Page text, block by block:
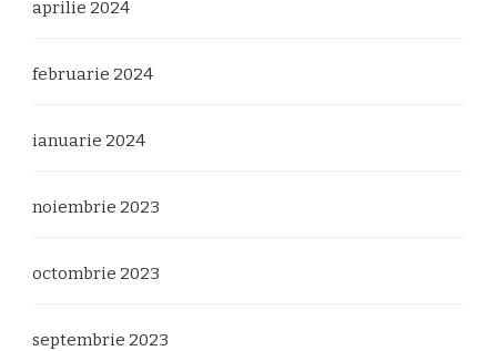
aprilie 2024
februarie 2024
ianuarie 2024
noiembrie 2023
octombrie 2023
septembrie 2023